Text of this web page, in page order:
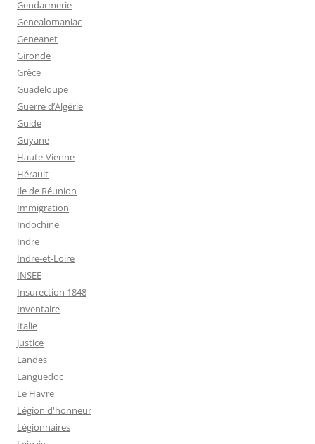
Gendarmerie
Genealomaniac
Geneanet
Gironde
Grèce
Guadeloupe
Guerre d’Algérie
Guide
Guyane
Haute-Vienne
Hérault
Ile de Réunion
Immigration
Indochine
Indre
Indre-et-Loire
INSEE
Insurection 1848
Inventaire
Italie
Justice
Landes
Languedoc
Le Havre
Légion d'honneur
Légionnaires